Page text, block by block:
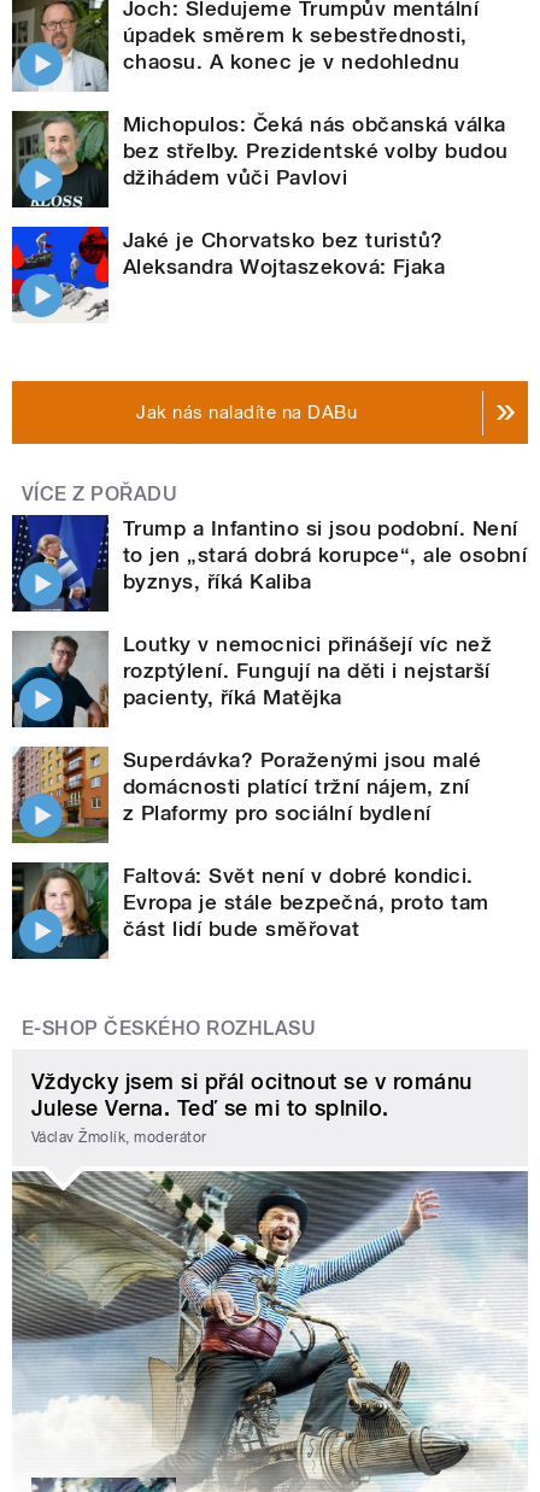
Joch: Sledujeme Trumpův mentální
úpadek směrem k sebestřednosti,
chaosu. A konec je v nedohlednu
Michopulos: Čeká nás občanská válka
bez střelby. Prezidentské volby budou
džihádem vůči Pavlovi
Jaké je Chorvatsko bez turistů?
Aleksandra Wojtaszeková: Fjaka
Jak nás naladíte na DABu
VÍCE Z POŘADU
Trump a Infantino si jsou podobní. Není
to jen „stará dobrá korupce“, ale osobní
byznys, říká Kaliba
Loutky v nemocnici přinášejí víc než
rozptýlení. Fungují na děti i nejstarší
pacienty, říká Matějka
Superdávka? Poraženými jsou malé
domácnosti platící tržní nájem, zní
z Plaformy pro sociální bydlení
Faltová: Svět není v dobré kondici.
Evropa je stále bezpečná, proto tam
část lidí bude směřovat
E-SHOP ČESKÉHO ROZHLASU
Vždycky jsem si přál ocitnout se v románu
Julese Verna. Teď se mi to splnilo.
Václav Žmolík, moderátor